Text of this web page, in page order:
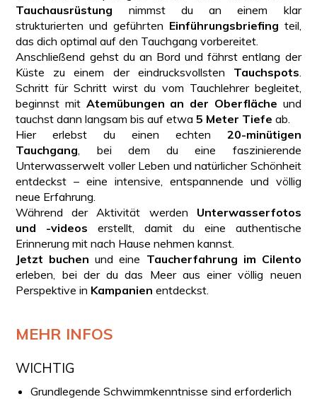
Tauchausrüstung nimmst du an einem klar
strukturierten und geführten Einführungsbriefing teil,
das dich optimal auf den Tauchgang vorbereitet.
Anschließend gehst du an Bord und fährst entlang der
Küste zu einem der eindrucksvollsten Tauchspots
Schritt für Schritt wirst du vom Tauchlehrer begleitet,
beginnst mit Atemübungen an der Oberfläche und
tauchst dann langsam bis auf etwa5 Meter Tiefe ab.
Hier erlebst du einen echten 20-minütigen
Tauchgang , bei dem du eine faszinierende
Unterwasserwelt voller Leben und natürlicher Schönheit
entdeckst – eine intensive, entspannende und völlig
neue Erfahrung.
Während der Aktivität werden Unterwasserfotos
und -videos erstellt, damit du eine authentische
Erinnerung mit nach Hause nehmen kannst.
Jetzt buchen und eine Taucherfahrung im Cilento
erleben, bei der du das Meer aus einer völlig neuen
Perspektive in Kampanien entdeckst.
MEHR INFOS
WICHTIG
Grundlegende Schwimmkenntnisse sind erforderlich